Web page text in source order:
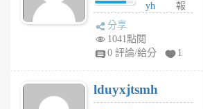
月
yh
jl
月
前
報
分享
1041點閱
0 評論/給分
1
lduyxjtsmh